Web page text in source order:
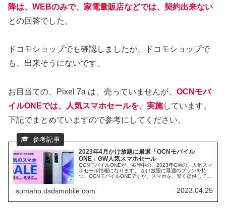
降は、WEBのみで、家電量販店などでは、契約出来ない
との回答でした。
ドコモショップでも確認しましたが、ドコモショップで
も、出来そうにないです。
お目当ての、Pixel 7a は、売っていませんが、 OCNモバ
イルONEでは、人気スマホセールを、実施しています。
下記でまとめていますので参考にしてください。
2023年4月かけ放題に最適「OCNモバイル
ONE」GW人気スマホセール
OCNモバイルONEが、実施中の、2023年GWの、人気スマ
ホセール情報になります。 かけ放題に最適のプランを持
つ、OCNモバイルONEですが、スマホを、安く提供してい
「OCNモバイルONE」のセール価格を確認します。
sumaho.dsdsmobile.com 2023.04.25